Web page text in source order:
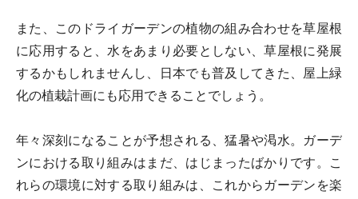
また、このドライガーデンの植物の組み合わせを草屋根
に応用すると、水をあまり必要としない、草屋根に発展
するかもしれませんし、日本でも普及してきた、屋上緑
化の植栽計画にも応用できることでしょう。
年々深刻になることが予想される、猛暑や渇水。ガーデ
ンにおける取り組みはまだ、はじまったばかりです。こ
れらの環境に対する取り組みは、これからガーデンを楽